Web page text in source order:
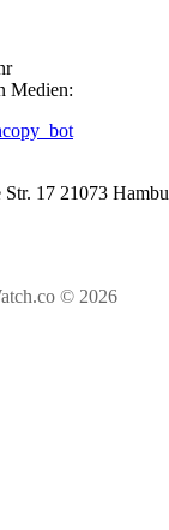
Medien:
17 21073
© 2026